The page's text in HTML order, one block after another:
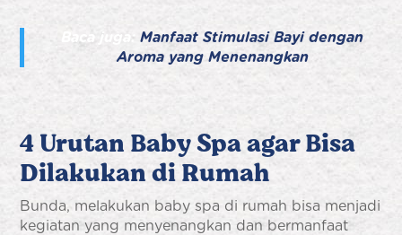
Baca juga: Manfaat Stimulasi Bayi dengan
Aroma yang Menenangkan
4 Urutan Baby Spa agar Bisa
Dilakukan di Rumah
Bunda, melakukan baby spa di rumah bisa menjadi
kegiatan yang menyenangkan dan bermanfaat